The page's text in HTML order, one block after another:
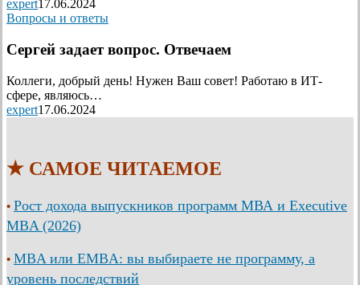
expert17.06.2024
Вопросы и ответы
Сергей задает вопрос. Отвечаем
Коллеги, добрый день! Нужен Ваш совет! Работаю в ИТ-
сфере, являюсь…
expert17.06.2024
★ САМОЕ ЧИТАЕМОЕ
• Рост дохода выпускников программ МВА и Executive
MBA (2026)
• MBA или EMBA: вы выбираете не программу, а
уровень последствий